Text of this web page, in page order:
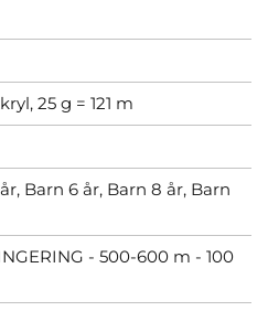
25 g = 121 m
Barn 6 år, Barn 8 år, Barn
- 500-600 m - 100